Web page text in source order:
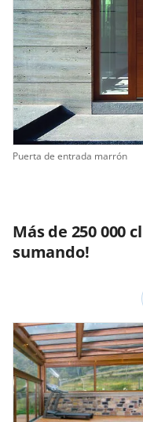
Puerta de entrada marrón
Más de 250 000
sumando!